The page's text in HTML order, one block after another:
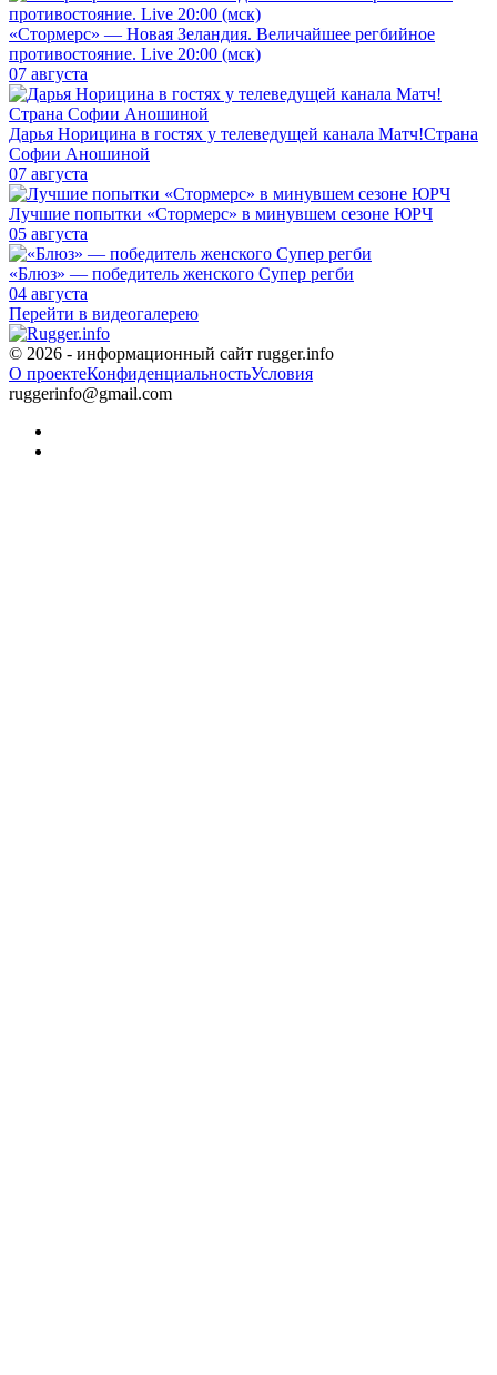
«Стормерс» — Новая Зеландия. Величайшее регбийное
противостояние. Live 20:00 (мск)
07 августа
Дарья Норицина в гостях у телеведущей канала Матч!Страна
Софии Аношиной
07 августа
Лучшие попытки «Стормерс» в минувшем сезоне ЮРЧ
05 августа
«Блюз» — победитель женского Супер регби
04 августа
Перейти в видеогалерею
© 2026 - информационный сайт rugger.info
О проектеКонфиденциальностьУсловия
ruggerinfo@gmail.com